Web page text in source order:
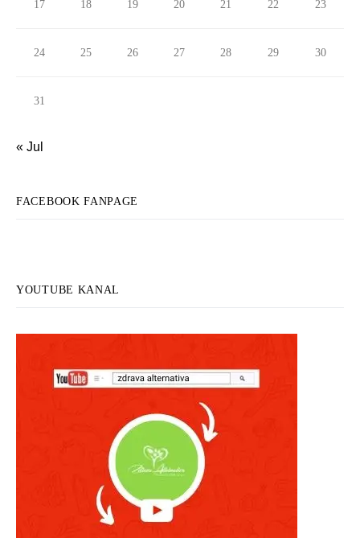
17 18 19 20 21 22 23
24 25 26 27 28 29 30
31
« Jul
FACEBOOK FANPAGE
YOUTUBE KANAL